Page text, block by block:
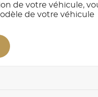
de votre véhicule,
de votre véhicule